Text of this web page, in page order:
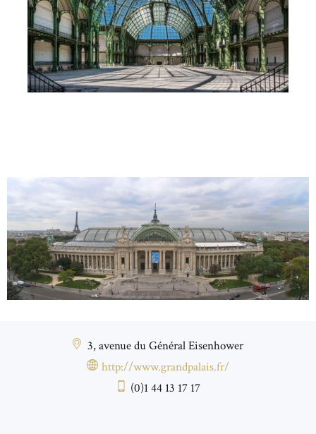
3, avenue du Général Eisenhower
http://www.grandpalais.fr/
(0)1 44 13 17 17